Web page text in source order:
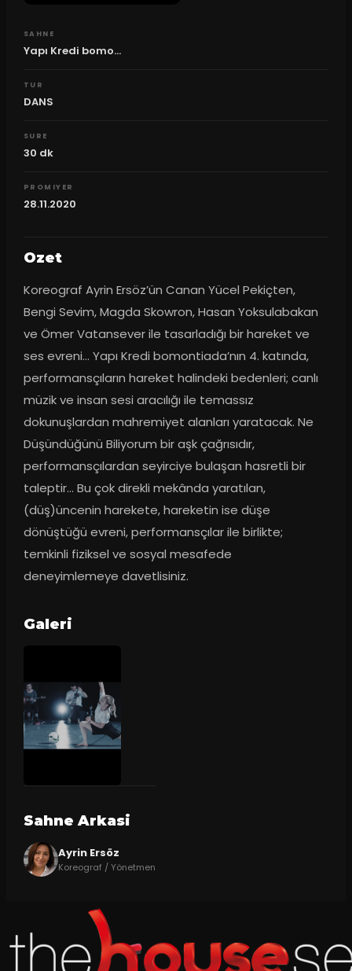
SAHNE
Yapı Kredi bomo...
TUR
DANS
SURE
30 dk
PROMIYER
28.11.2020
Ozet
Koreograf Ayrin Ersöz’ün Canan Yücel Pekiçten,
Bengi Sevim, Magda Skowron, Hasan Yoksulabakan
ve Ömer Vatansever ile tasarladığı bir hareket ve
ses evreni… Yapı Kredi bomontiada’nın 4. katında,
performansçıların hareket halindeki bedenleri; canlı
müzik ve insan sesi aracılığı ile temassız
dokunuşlardan mahremiyet alanları yaratacak. Ne
Düşündüğünü Biliyorum bir aşk çağrısıdır,
performansçılardan seyirciye bulaşan hasretli bir
taleptir… Bu çok direkli mekânda yaratılan,
(düş)üncenin harekete, hareketin ise düşe
dönüştüğü evreni, performansçılar ile birlikte;
temkinli fiziksel ve sosyal mesafede
deneyimlemeye davetlisiniz.
Galeri
Sahne Arkasi
Ayrin Ersöz
Koreograf / Yönetmen